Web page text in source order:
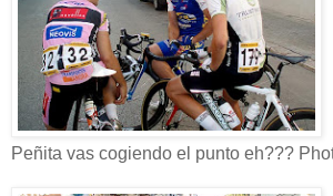
Peñita vas cogiendo el punto eh???